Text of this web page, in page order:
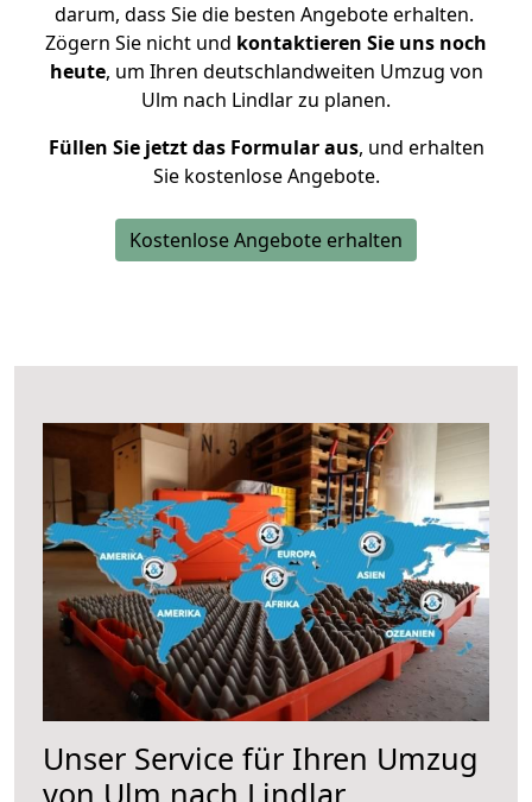
darum, dass Sie die besten Angebote erhalten.
Zögern Sie nicht und kontaktieren Sie uns noch
heute, um Ihren deutschlandweiten Umzug von
Ulm nach Lindlar zu planen.
Füllen Sie jetzt das Formular aus, und erhalten
Sie kostenlose Angebote.
Kostenlose Angebote erhalten
Unser Service für Ihren Umzug
von Ulm nach Lindlar